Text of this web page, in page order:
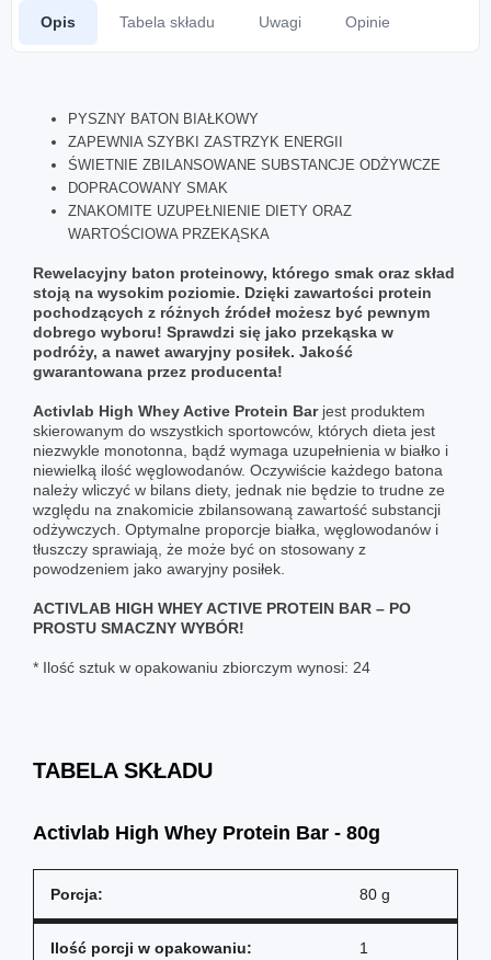
Opis Tabela składu Uwagi Opinie
PYSZNY BATON BIAŁKOWY
ZAPEWNIA SZYBKI ZASTRZYK ENERGII
ŚWIETNIE ZBILANSOWANE SUBSTANCJE ODŻYWCZE
DOPRACOWANY SMAK
ZNAKOMITE UZUPEŁNIENIE DIETY ORAZ
WARTOŚCIOWA PRZEKĄSKA
Rewelacyjny baton proteinowy, którego smak oraz skład
stoją na wysokim poziomie. Dzięki zawartości protein
pochodzących z różnych źródeł możesz być pewnym
dobrego wyboru! Sprawdzi się jako przekąska w
podróży, a nawet awaryjny posiłek. Jakość
gwarantowana przez producenta!
Activlab High Whey Active Protein Barjest produktem
skierowanym do wszystkich sportowców, których dieta jest
niezwykle monotonna, bądź wymaga uzupełnienia w białko i
niewielką ilość węglowodanów. Oczywiście każdego batona
należy wliczyć w bilans diety, jednak nie będzie to trudne ze
względu na znakomicie zbilansowaną zawartość substancji
odżywczych. Optymalne proporcje białka, węglowodanów i
tłuszczy sprawiają, że może być on stosowany z
powodzeniem jako awaryjny posiłek.
ACTIVLAB HIGH WHEY ACTIVE PROTEIN BAR – PO
PROSTU SMACZNY WYBÓR!
* Ilość sztuk w opakowaniu zbiorczym wynosi: 24
TABELA SKŁADU
Activlab High Whey Protein Bar - 80g
Porcja: 80 g
Ilość porcji w opakowaniu: 1